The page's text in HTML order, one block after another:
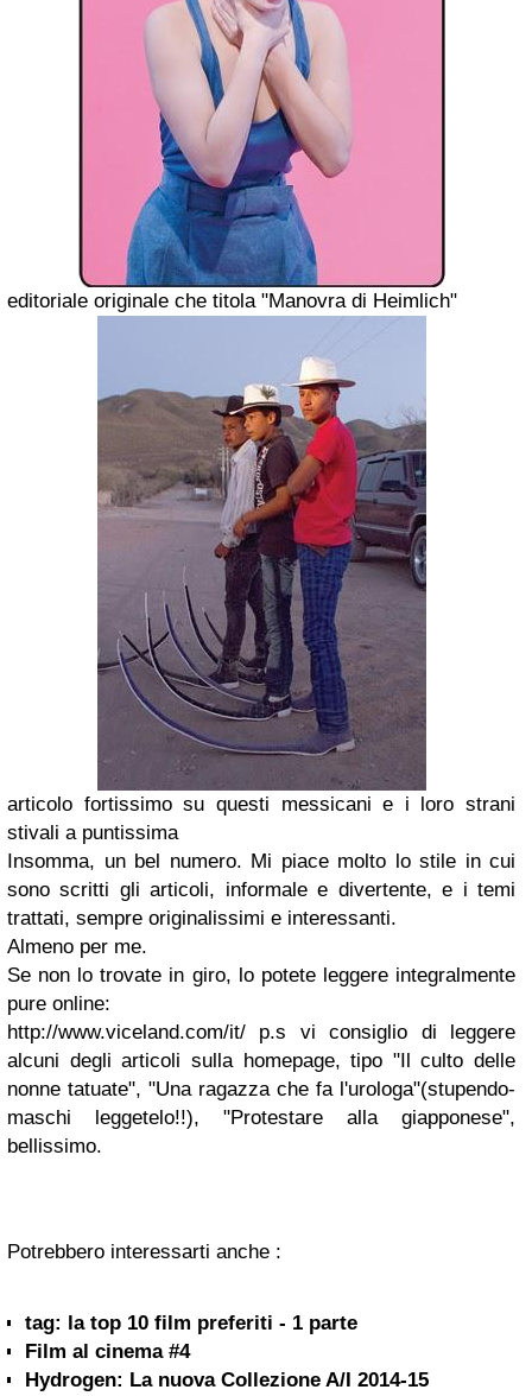
editoriale originale che titola "Manovra di Heimlich"
articolo fortissimo su questi messicani e i loro strani
stivali a puntissima
Insomma, un bel numero. Mi piace molto lo stile in cui
sono scritti gli articoli, informale e divertente, e i temi
trattati, sempre originalissimi e interessanti.
Almeno per me.
Se non lo trovate in giro, lo potete leggere integralmente
pure online:
http://www.viceland.com/it/ p.s vi consiglio di leggere
alcuni degli articoli sulla homepage, tipo "Il culto delle
nonne tatuate", "Una ragazza che fa l'urologa"(stupendo-
maschi leggetelo!!), "Protestare alla giapponese",
bellissimo.
Potrebbero interessarti anche :
tag: la top 10 film preferiti - 1 parte
Film al cinema #4
Hydrogen: La nuova Collezione A/I 2014-15